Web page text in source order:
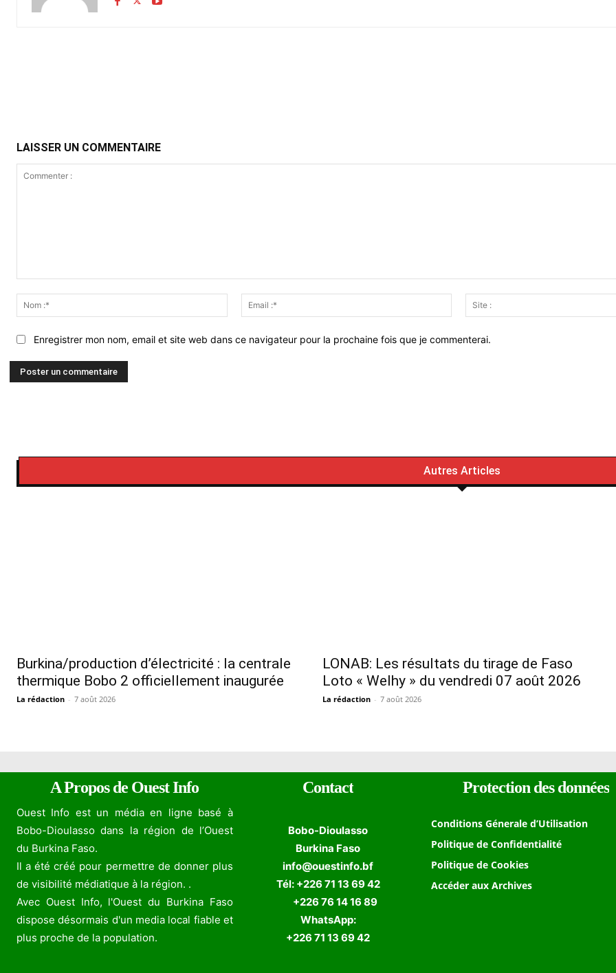
LAISSER UN COMMENTAIRE
:*
Email
:*
Enregistrer mon nom, email et site web dans ce navigateur pour la prochaine fois que je commenterai.
Autres Articles
Burkina/production d’électricité : la centrale
thermique Bobo 2 officiellement inaugurée
La rédaction - 7 août 2026
LONAB: Les résultats du tirage de Faso
Loto « Welhy » du vendredi 07 août 2026
La rédaction - 7 août 2026
A Propos de Ouest Info
Ouest Info est un média en ligne basé à
Bobo-Dioulasso dans la région de l’Ouest
du Burkina Faso.
Il a été créé pour permettre de donner plus
de visibilité médiatique à la région. .
Avec Ouest Info, l'Ouest du Burkina Faso
dispose désormais d'un media local fiable et
plus proche de la population.
Contact
Bobo-Dioulasso
Burkina Faso
info@ouestinfo.bf
Tél: +226 71 13 69 42
+226 76 14 16 89
WhatsApp:
+226 71 13 69 42
Protection des données
Conditions Génerale d’Utilisation
Politique de Confidentialité
Politique de Cookies
Accéder aux Archives